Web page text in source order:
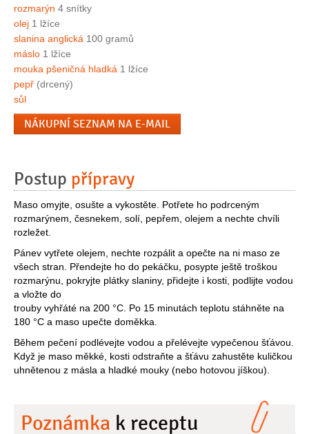
rozmarýn 4 snítky
olej 1 lžíce
slanina anglická 100 gramů
máslo 1 lžíce
mouka pšeničná hladká 1 lžíce
pepř (drcený)
sůl
NÁKUPNÍ SEZNAM NA E-MAIL
Postup přípravy
Maso omyjte, osušte a vykostěte. Potřete ho podrceným
rozmarýnem, česnekem, solí, pepřem, olejem a nechte chvíli
rozležet.
Pánev vytřete olejem, nechte rozpálit a opečte na ni maso ze
všech stran. Přendejte ho do pekáčku, posypte ještě troškou
rozmarýnu, pokryjte plátky slaniny, přidejte i kosti, podlijte vodou
a vložte do
trouby vyhřáté na 200 °C. Po 15 minutách teplotu stáhněte na
180 °C a maso upečte doměkka.
Během pečení podlévejte vodou a přelévejte vypečenou šťávou.
Když je maso měkké, kosti odstraňte a šťávu zahustěte kuličkou
uhnětenou z másla a hladké mouky (nebo hotovou jíškou).
Poznámka k receptu